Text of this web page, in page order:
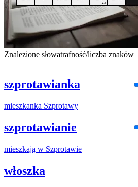
Znalezione słowatrafność/liczba znaków
szprotawianka
mieszkanka Szprotawy
szprotawianie
mieszkają w Szprotawie
włoszka